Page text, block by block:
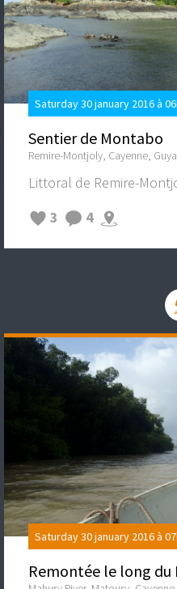
Saturday 30 january 2016 à
Sentier de Montabo
Remire-Montjoly, Cayenne,
Littoral de Remire-
3
4
Saturday 30 january 2016 à
Remontée le long du